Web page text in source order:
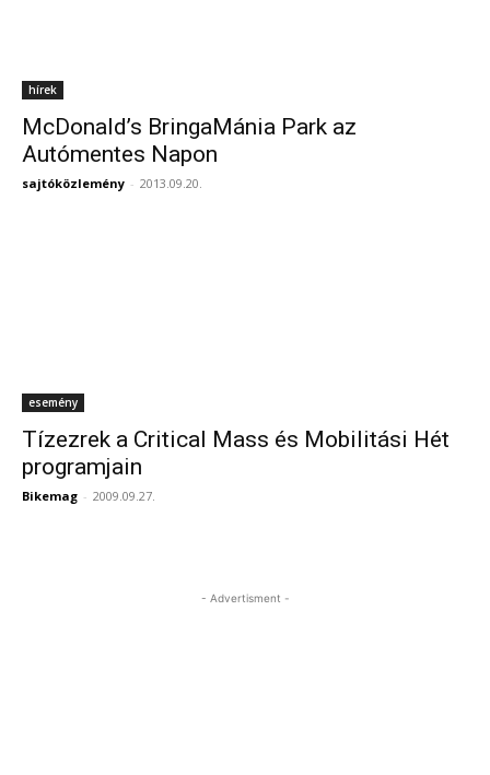
hírek
McDonald’s BringaMánia Park az
Autómentes Napon
sajtóközlemény - 2013.09.20.
esemény
Tízezrek a Critical Mass és Mobilitási Hét
programjain
Bikemag - 2009.09.27.
- Advertisment -